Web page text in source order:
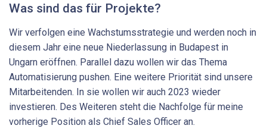
Was sind das für Projekte?
Wir verfolgen eine Wachstumsstrategie und werden noch in
diesem Jahr eine neue Niederlassung in Budapest in
Ungarn eröffnen. Parallel dazu wollen wir das Thema
Automatisierung pushen. Eine weitere Priorität sind unsere
Mitarbeitenden. In sie wollen wir auch 2023 wieder
investieren. Des Weiteren steht die Nachfolge für meine
vorherige Position als Chief Sales Officer an.